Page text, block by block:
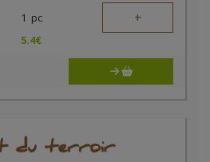
1 pc +
5.4€